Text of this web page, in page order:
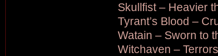
Skullfist – Heavier
Tyrant’s Blood –
Watain – Sworn to
Witchaven –